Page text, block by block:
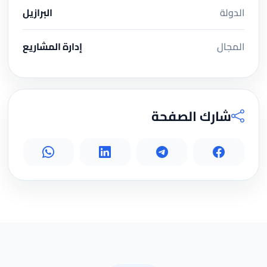
الدولة
البرازيل
المجال
إدارة المشاريع
شارك الصفحة